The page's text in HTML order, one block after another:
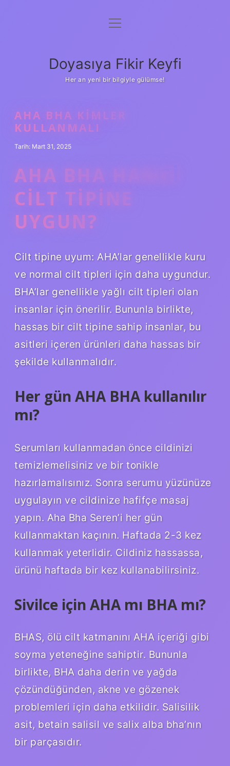
Anasayfa
Yasal Uyarı
menüyü
Doyasıya Fikir Keyfi
Her an yeni bir bilgiyle gülümse!
AHA BHA KIMLER
KULLANMALI
Tarih: Mart 31, 2025
AHA BHA HANGI
CILT TIPINE
UYGUN?
Cilt tipine uyum: AHA’lar genellikle kuru
ve normal cilt tipleri için daha uygundur.
BHA’lar genellikle yağlı cilt tipleri olan
insanlar için önerilir. Bununla birlikte,
hassas bir cilt tipine sahip insanlar, bu
asitleri içeren ürünleri daha hassas bir
şekilde kullanmalıdır.
Her gün AHA BHA kullanılır
mı?
Serumları kullanmadan önce cildinizi
temizlemelisiniz ve bir tonikle
hazırlamalısınız. Sonra serumu yüzünüze
uygulayın ve cildinize hafifçe masaj
yapın. Aha Bha Seren’i her gün
kullanmaktan kaçının. Haftada 2-3 kez
kullanmak yeterlidir. Cildiniz hassassa,
ürünü haftada bir kez kullanabilirsiniz.
Sivilce için AHA mı BHA mı?
BHAS, ölü cilt katmanını AHA içeriği gibi
soyma yeteneğine sahiptir. Bununla
birlikte, BHA daha derin ve yağda
çözündüğünden, akne ve gözenek
problemleri için daha etkilidir. Salisilik
asit, betain salisil ve salix alba bha’nın
bir parçasıdır.